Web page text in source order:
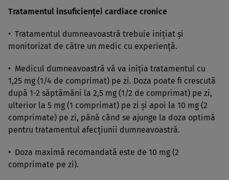
Tratamentul insuficienţei cardiace cronice
• Tratamentul dumneavoastră trebuie iniţiat şi
monitorizat de către un medic cu experienţă.
• Medicul dumneavoastră vă va iniţia tratamentul cu
1,25 mg (1/4 de comprimat) pe zi. Doza poate fi crescută
după 1-2 săptămâni la 2,5 mg (1/2 de comprimat) pe zi,
ulterior la 5 mg (1 comprimat) pe zi şi apoi la 10 mg (2
comprimate) pe zi, până când se ajunge la doza optimă
pentru tratamentul afecţiunii dumneavoastră.
• Doza maximă recomandată este de 10 mg (2
comprimate pe zi).